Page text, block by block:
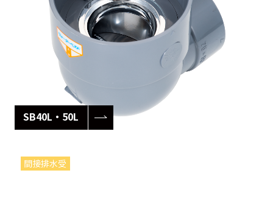
SB40L・50L
間接排水受